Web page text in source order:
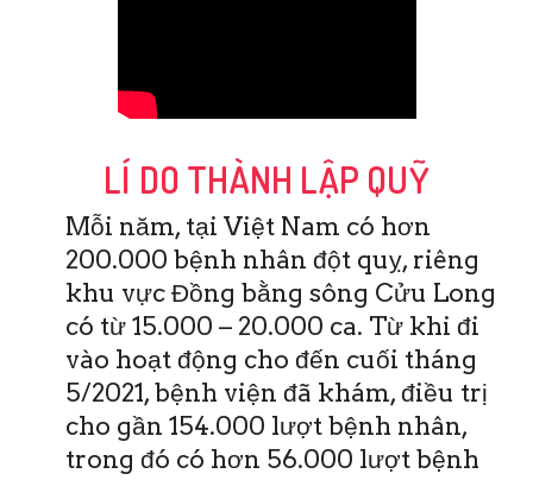
LÍ DO THÀNH LẬP QUỸ
Mỗi năm, tại Việt Nam có hơn
200.000 bệnh nhân đột quỵ, riêng
khu vực Đồng bằng sông Cửu Long
có từ 15.000 – 20.000 ca. Từ khi đi
vào hoạt động cho đến cuối tháng
5/2021, bệnh viện đã khám, điều trị
cho gần 154.000 lượt bệnh nhân,
trong đó có hơn 56.000 lượt bệnh